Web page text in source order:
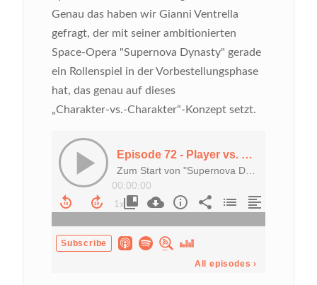
Genau das haben wir Gianni Ventrella
gefragt, der mit seiner ambitionierten
Space‑Opera "Supernova Dynasty" gerade
ein Rollenspiel in der Vorbestellungsphase
hat, das genau auf dieses
„Charakter‑vs.‑Charakter“‑Konzept setzt.